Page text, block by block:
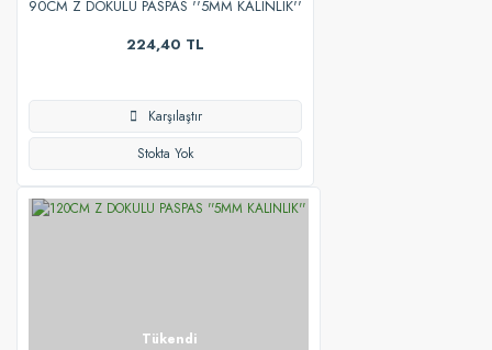
90CM Z DOKULU PASPAS ''5MM KALINLIK''
224,40 TL
Karşılaştır
Stokta Yok
Tükendi